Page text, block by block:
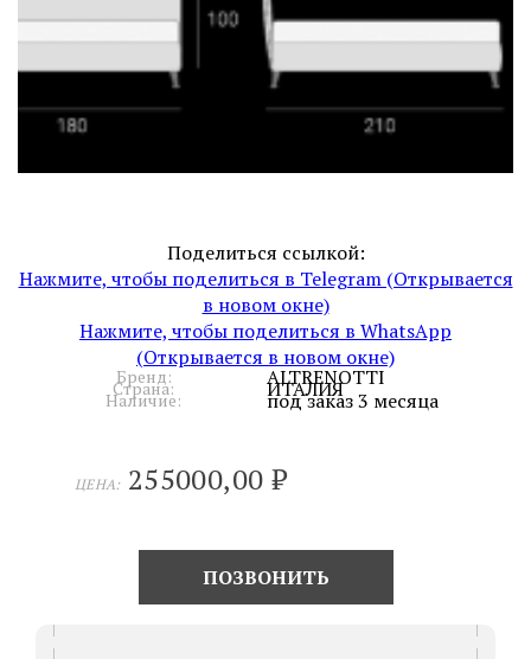
Поделиться ссылкой:
Нажмите, чтобы поделиться в Telegram (Открывается
в новом окне)
Нажмите, чтобы поделиться в WhatsApp
(Открывается в новом окне)
Бренд: ALTRENOTTI
Страна: ИТАЛИЯ
Наличие: под заказ 3 месяца
ЦЕНА: 255000,00 ₽
ПОЗВОНИТЬ